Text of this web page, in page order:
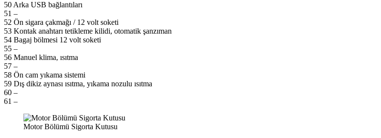
50 Arka USB bağlantıları
51 –
52 Ön sigara çakmağı / 12 volt soketi
53 Kontak anahtarı tetikleme kilidi, otomatik şanzıman
54 Bagaj bölmesi 12 volt soketi
55 –
56 Manuel klima, ısıtma
57 –
58 Ön cam yıkama sistemi
59 Dış dikiz aynası ısıtma, yıkama nozulu ısıtma
60 –
61 –
Motor Bölümü Sigorta Kutusu